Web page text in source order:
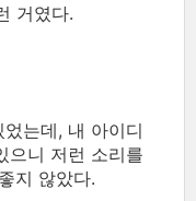
거였다.
는데, 내 아이디
으니 저런 소리를
지 않았다.